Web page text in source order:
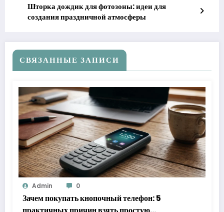
Шторка дождик для фотозоны: идеи для
создания праздничной атмосферы
СВЯЗАННЫЕ ЗАПИСИ
Admin 0
Зачем покупать кнопочный телефон: 5